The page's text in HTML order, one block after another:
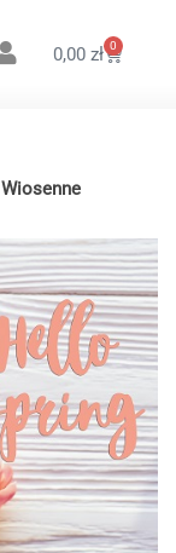
0,00zł 0
Wiosenne